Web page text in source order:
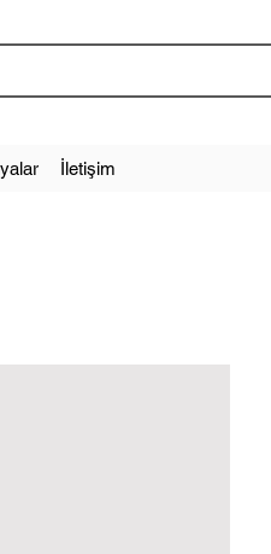
İletişim